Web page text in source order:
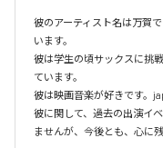
彼のアーティスト名は万賀
います。
彼は学生の頃サックスに挑
ています。
彼は映画音楽が好きです。
彼に関して、過去の出演イ
ませんが、今後とも、心に